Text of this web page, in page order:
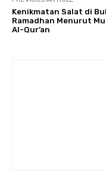
Kenikmatan Salat di
Ramadhan Menurut
Al-Qur’an